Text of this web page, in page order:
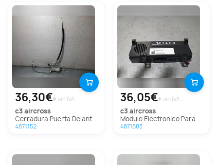
36,30€€ sin IVA
c3 aircross
Cerradura Puerta Delantera Izquierda Para Citroen C3 Aircross
4871152
36,05€€ sin IVA
c3 aircross
Modulo Electronico Para Citroen C3 Aircross
4871583